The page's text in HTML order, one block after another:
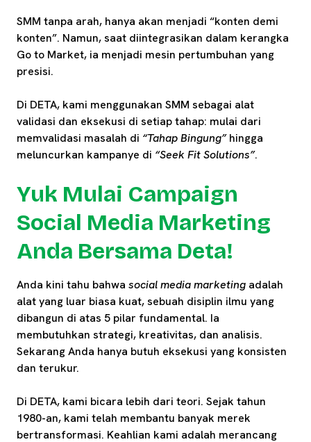
SMM tanpa arah, hanya akan menjadi “konten demi
konten”. Namun, saat diintegrasikan dalam kerangka
Go to Market, ia menjadi mesin pertumbuhan yang
presisi.
Di DETA, kami menggunakan SMM sebagai alat
validasi dan eksekusi di setiap tahap: mulai dari
memvalidasi masalah di “Tahap Bingung”hingga
meluncurkan kampanye di “Seek Fit Solutions”.
Yuk Mulai Campaign
Social Media Marketing
Anda Bersama Deta!
Anda kini tahu bahwa social media marketing adalah
alat yang luar biasa kuat, sebuah disiplin ilmu yang
dibangun di atas 5 pilar fundamental. Ia
membutuhkan strategi, kreativitas, dan analisis.
Sekarang Anda hanya butuh eksekusi yang konsisten
dan terukur.
Di DETA, kami bicara lebih dari teori. Sejak tahun
1980-an, kami telah membantu banyak merek
bertransformasi. Keahlian kami adalah merancang